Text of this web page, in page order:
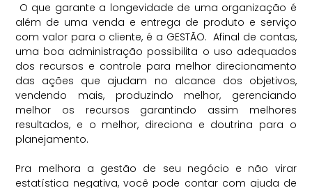
O que garante a longevidade de uma organização é
além de uma venda e entrega de produto e serviço
com valor para o cliente, é a GESTÃO. Afinal de contas,
uma boa administração possibilita o uso adequados
dos recursos e controle para melhor direcionamento
das ações que ajudam no alcance dos objetivos,
vendendo mais, produzindo melhor, gerenciando
melhor os recursos garantindo assim melhores
resultados, e o melhor, direciona e doutrina para o
planejamento.
Pra melhora a gestão de seu negócio e não virar
estatística negativa, você pode contar com ajuda de